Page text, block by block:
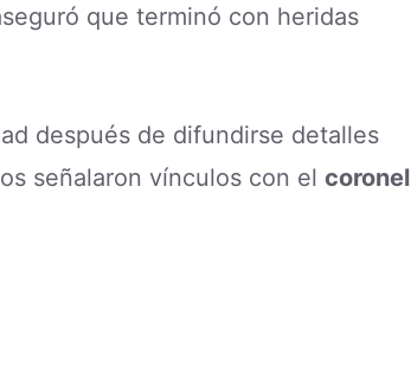
que terminó con heridas
después de difundirse detalles
señalaron vínculos con el coronel